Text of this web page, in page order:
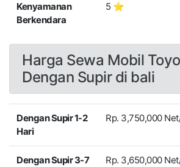
Kenyamanan
Berkendara
5 ⭐
Harga Sewa Mobil
Dengan Supir di bali
Dengan Supir 1-2
Hari
Rp. 3,750,000
Dengan Supir 3-7
Rp. 3,650,000